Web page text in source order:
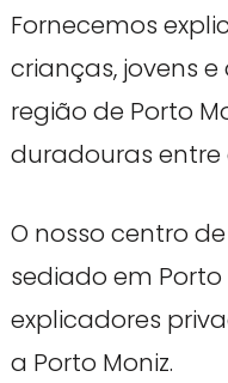
Fornecemos
crianças, jovens
região de Porto
duradouras entre
O nosso centro
sediado em
explicadores
a Porto Moniz.